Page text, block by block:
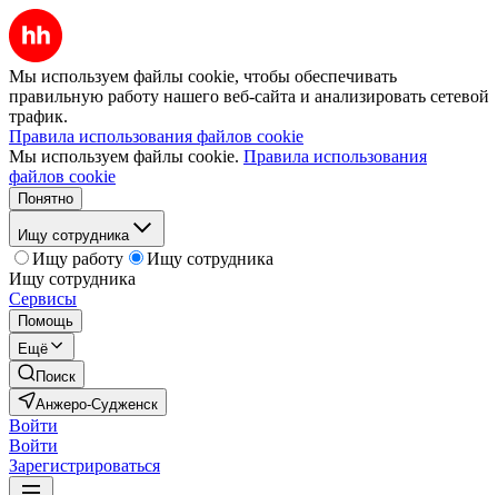
Мы используем файлы cookie, чтобы обеспечивать
правильную работу нашего веб-сайта и анализировать сетевой
трафик.
Правила использования файлов cookie
Мы используем файлы cookie. Правила использования
файлов cookie
Понятно
Ищу сотрудника
Ищу работу
Ищу сотрудника
Ищу сотрудника
Сервисы
Помощь
Ещё
Поиск
Анжеро-Судженск
Войти
Войти
Зарегистрироваться